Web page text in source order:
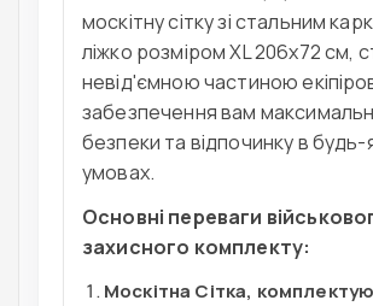
москітну сітку зі стальним
ліжко розміром XL 206x72 см,
невід'ємною частиною
забезпечення вам
безпеки та відпочинку в будь-
умовах.
Основні переваги
захисного комплекту:
Москітна Сітка,